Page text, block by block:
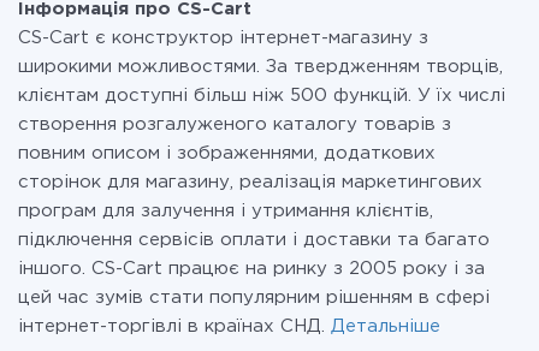
при необхідності. Детальніше про
Інформація про CS-Cart
CS-Cart є конструктор інтернет-магазину з
широкими можливостями. За твердженням творців,
клієнтам доступні більш ніж 500 функцій. У їх числі
створення розгалуженого каталогу товарів з
повним описом і зображеннями, додаткових
сторінок для магазину, реалізація маркетингових
програм для залучення і утримання клієнтів,
підключення сервісів оплати і доставки та багато
іншого. CS-Cart працює на ринку з 2005 року і за
цей час зумів стати популярним рішенням в сфері
інтернет-торгівлі в країнах СНД. Детальніше